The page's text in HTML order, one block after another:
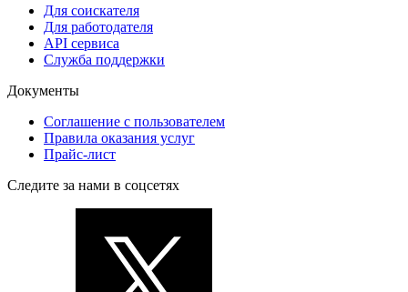
Для соискателя
Для работодателя
API сервиса
Служба поддержки
Документы
Соглашение с пользователем
Правила оказания услуг
Прайс-лист
Следите за нами в соцсетях